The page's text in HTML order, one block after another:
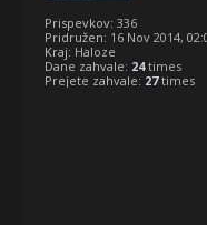
Prispevkov: 336
Pridružen: 16 Nov 2014,
Kraj: Haloze
Dane zahvale: 24times
Prejete zahvale: 27times